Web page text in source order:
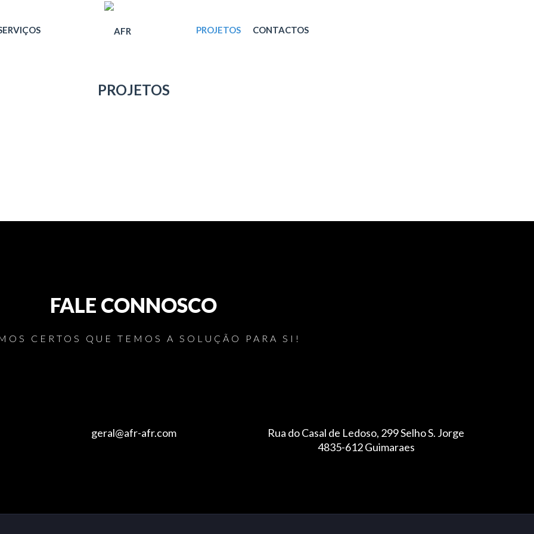
PROJETOS CONTACTOS
PROJETOS
FALE CONNOSCO
CERTOS QUE TEMOS A SOLUÇÃO PARA SI!
geral@afr-afr.com
Rua do Casal de Ledoso, 299 Selho S. Jorge
4835-612 Guimaraes